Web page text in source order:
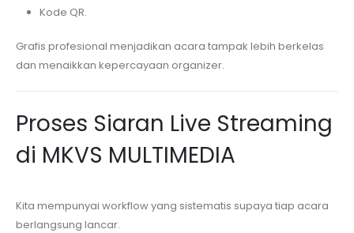
Kode QR.
Grafis profesional menjadikan acara tampak lebih berkelas
dan menaikkan kepercayaan organizer.
Proses Siaran Live Streaming
di MKVS MULTIMEDIA
Kita mempunyai workflow yang sistematis supaya tiap acara
berlangsung lancar.